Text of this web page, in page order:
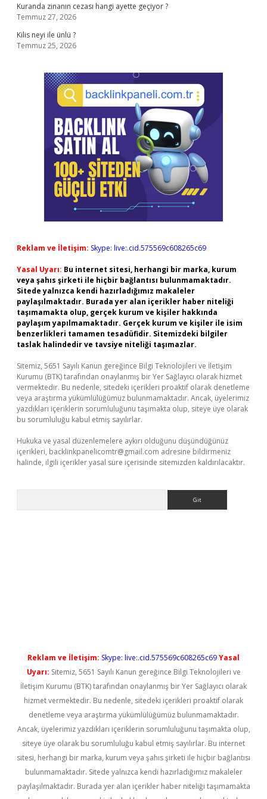
Kuranda zinanın cezası hangi ayette geçiyor ?
Temmuz 27, 2026
Kilis neyi ile ünlü ?
Temmuz 25, 2026
Reklam ve İletişim: Skype: live:.cid.575569c608265c69
Yasal Uyarı: Bu internet sitesi, herhangi bir marka, kurum
veya şahıs şirketi ile hiçbir bağlantısı bulunmamaktadır.
Sitede yalnızca kendi hazırladığımız makaleler
paylaşılmaktadır. Burada yer alan içerikler haber niteliği
taşımamakta olup, gerçek kurum ve kişiler hakkında
paylaşım yapılmamaktadır. Gerçek kurum ve kişiler ile isim
benzerlikleri tamamen tesadüfidir. Sitemizdeki bilgiler
taslak halindedir ve tavsiye niteliği taşımazlar.
Sitemiz, 5651 Sayılı Kanun gereğince Bilgi Teknolojileri ve İletişim
Kurumu (BTK) tarafından onaylanmış bir Yer Sağlayıcı olarak hizmet
vermektedir. Bu nedenle, sitedeki içerikleri proaktif olarak denetleme
veya araştırma yükümlülüğümüz bulunmamaktadır. Ancak, üyelerimiz
yazdıkları içeriklerin sorumluluğunu taşımakta olup, siteye üye olarak
bu sorumluluğu kabul etmiş sayılırlar.
Hukuka ve yasal düzenlemelere aykırı olduğunu düşündüğünüz
içerikleri, backlinkpanelicomtr@gmail.com adresine bildirmeniz
halinde, ilgili içerikler yasal süre içerisinde sitemizden kaldırılacaktır.
Reklam ve İletişim: Skype: live:.cid.575569c608265c69Yasal
Uyarı: Sitemiz, 5651 Sayılı Kanun gereğince Bilgi Teknolojileri ve
İletişim Kurumu (BTK) tarafından onaylanmış bir Yer Sağlayıcı olarak
hizmet vermektedir. Bu nedenle, sitedeki içerikleri proaktif olarak
denetleme veya araştırma yükümlülüğümüz bulunmamaktadır.
Ancak, üyelerimiz yazdıkları içeriklerin sorumluluğunu taşımakta olup,
siteye üye olarak bu sorumluluğu kabul etmiş sayılırlar. Bu internet
sitesi, herhangi bir marka, kurum veya şahıs şirketi ile hiçbir bağlantısı
bulunmamaktadır. Sitede yalnızca kendi hazırladığımız makaleler
paylaşılmaktadır. Burada yer alan içerikler haber niteliği taşımamakta